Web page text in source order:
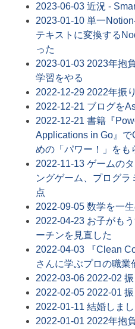
2023-06-03 近況 -
2023-01-10 単一
テキストに変換する
った
2023-01-03 2023年抱
学習をやる
2022-12-29 2022年振
2022-12-21 ブログを
2022-12-21 書籍『
Applications in Go』で
めの「パワー！」をも
2022-11-13 ゲームの
ングゲーム、プログラ
点
2022-09-05 数学を一
2022-04-23 お子がも
ーチンを見直した
2022-04-03 『Clean
さんに学ぶプロの職業
2022-03-06 2022-02 振
2022-02-05 2022-01 振
2022-01-11 結婚しま
2022-01-01 2022年抱